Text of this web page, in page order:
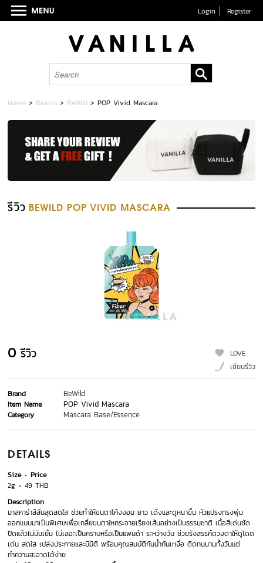
Login Register
Home > Brands > BeWild >POP Vivid Mascara
รีวิว BEWILD POP VIVID MASCARA
0 รีวิว
LOVE
เขียนรีวิว
Brand BeWild
Item Name POP Vivid Mascara
Category Mascara Base/Essence
DETAILS
Size
Price
2g
49 THB
Description
มาสคาร่าสีสันสุดสดใส ช่วยทำให้ขนตาโค้งงอน ยาว เด้งและดูหนาขึ้น หัวแปรงทรงพุ่ม
ออกแบบมาเป็นพิเศษเพื่อเกลี่ยขนตาใหกระจายเรียงเส้นอย่างเป็นธรรมชาติ เนื้อสีเด่นชัด
ปัดแล้วไม่มันเยิ้ม ไม่เลอะเป็นคราบหรือเป็นแพนด้า ระหว่างวัน ช่วยรังสรรค์ดวงตาให้ดูโดด
เด่น สดใส เปล่งประกายและมีมิติ พร้อมคุณสมบัติกันน้ำกันเหงื่อ ติดทนนานทั้งวันแต่
ทำความสะอาดได้ง่าย